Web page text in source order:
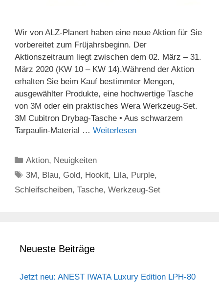
Wir von ALZ-Planert haben eine neue Aktion für Sie
vorbereitet zum Früjahrsbeginn. Der
Aktionszeitraum liegt zwischen dem 02. März – 31.
März 2020 (KW 10 – KW 14).Während der Aktion
erhalten Sie beim Kauf bestimmter Mengen,
ausgewählter Produkte, eine hochwertige Tasche
von 3M oder ein praktisches Wera Werkzeug-Set.
3M Cubitron Drybag-Tasche • Aus schwarzem
Tarpaulin-Material … Weiterlesen
Kategorien
Aktion, Neuigkeiten
Schlagwörter
3M, Blau, Gold, Hookit, Lila, Purple,
Schleifscheiben, Tasche, Werkzeug-Set
Neueste Beiträge
Jetzt neu: ANEST IWATA Luxury Edition LPH-80